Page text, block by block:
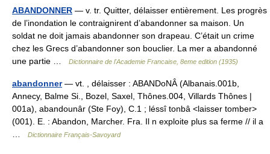
ABANDONNER — v. tr. Quitter, délaisser entièrement. Les progrès
de l’inondation le contraignirent d’abandonner sa maison. Un
soldat ne doit jamais abandonner son drapeau. C’était un crime
chez les Grecs d’abandonner son bouclier. La mer a abandonné
une partie …
Dictionnaire de l'Academie Francaise, 8eme edition (1935)
abandonner— vt. , délaisser : ABANDoNÂ (Albanais.001b,
Annecy, Balme Si., Bozel, Saxel, Thônes.004, Villards Thônes |
001a), abandounâr (Ste Foy), C.1 ; léssî tonbâ <laisser tomber>
(001). E. : Abandon, Marcher. Fra. Il n exploite plus sa ferme // il a
Dictionnaire Français-Savoyard